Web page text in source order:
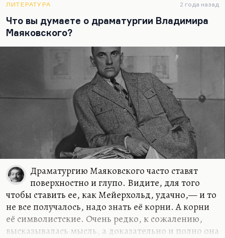
Андреева, особенно «Царя Голода». Перечитайте
«Царь Голод», а потом трагедию «Владимир
Маяковский». Вы увидите прямую связь.
Правильно совершенно писал Чуковский, что в
драматургии Леонида Андреева он не рисует, он
малюет на заборе. Но театр — это же дело такое
грубое, почему я,…
ЛИТЕРАТУРА 2 года назад
Что вы думаете о драматургии Владимира
Маяковского?
Драматургию Маяковского часто ставят
поверхностно и глупо. Видите, для того
чтобы ставить ее, как Мейерхольд, удачно,— и то
не все получалось, надо знать её корни. А корни
её символистские. Очень редко, к сожалению,
высказывалась мысль, а доказательно и полно она